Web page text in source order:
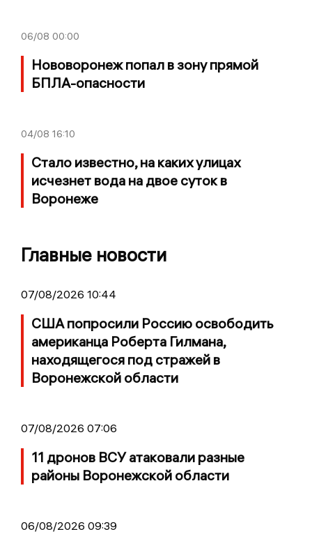
06/08 00:00
Нововоронеж попал в зону прямой
БПЛА-опасности
04/08 16:10
Стало известно, на каких улицах
исчезнет вода на двое суток в
Воронеже
Главные новости
07/08/2026 10:44
США попросили Россию освободить
американца Роберта Гилмана,
находящегося под стражей в
Воронежской области
07/08/2026 07:06
11 дронов ВСУ атаковали разные
районы Воронежской области
06/08/2026 09:39